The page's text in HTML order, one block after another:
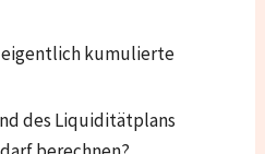
kumulierte
des Liquiditätplans